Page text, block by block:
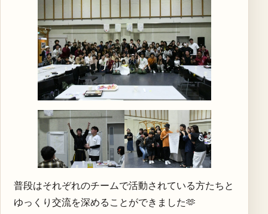
普段はそれぞれのチームで活動されている方たちと
ゆっくり交流を深めることができました🫶